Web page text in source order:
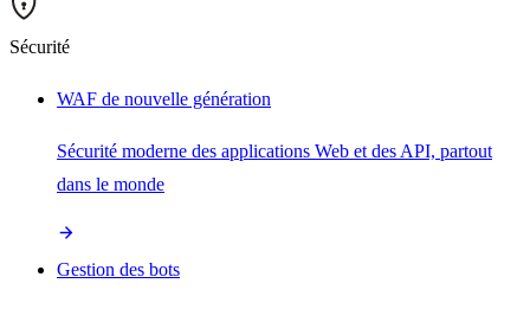
Sécurité
WAF de nouvelle génération
Sécurité moderne des applications Web et des API, partout
dans le monde
Gestion des bots